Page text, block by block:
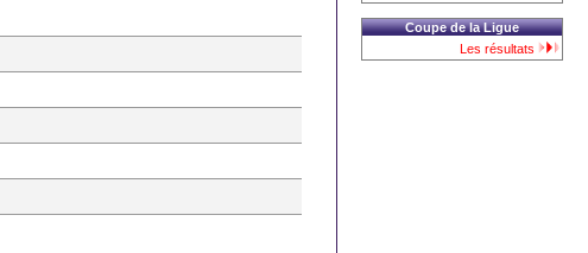
Coupe de la Ligue
Les résultats